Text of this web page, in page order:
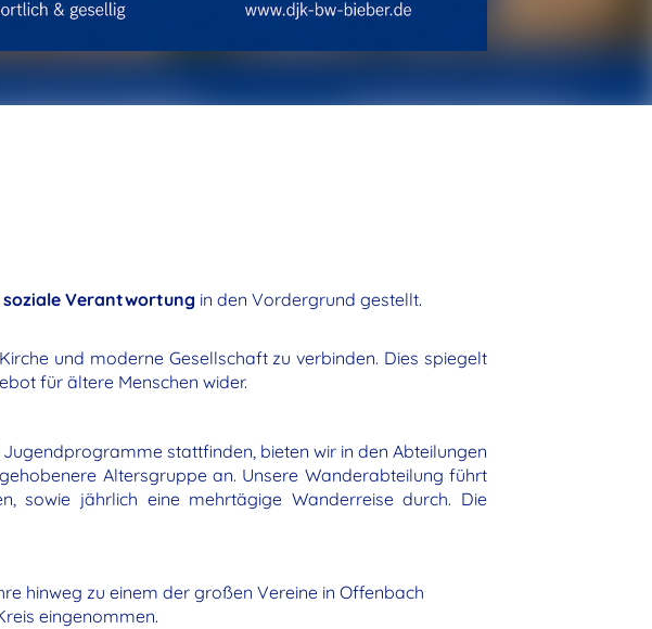
soziale Verantwortung in den Vordergrund gestellt.
und moderne Gesellschaft zu verbinden. Dies spiegelt
für ältere Menschen wider.
stattfinden, bieten wir in den Abteilungen
Altersgruppe an. Unsere Wanderabteilung führt
sowie jährlich eine mehrtägige Wanderreise durch. Die
hinweg zu einem der großen Vereine in Offenbach
eingenommen.